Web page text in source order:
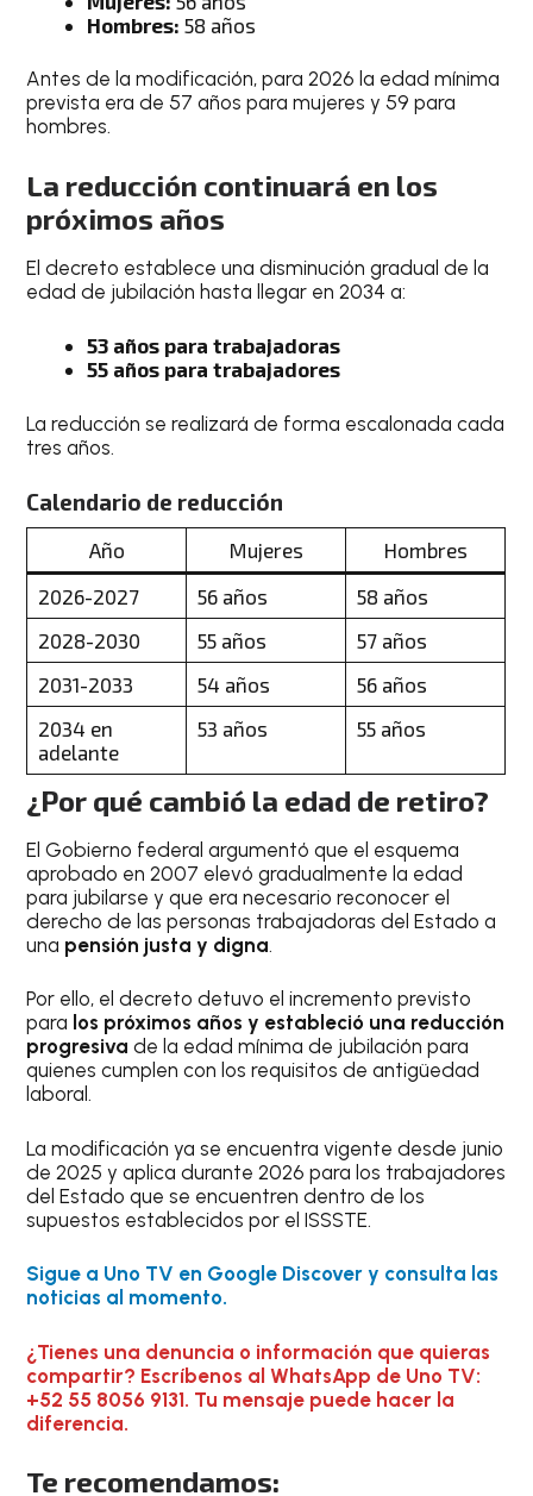
Hombres: 58 años
Antes de la modificación, para 2026 la edad mínima
prevista era de 57 años para mujeres y 59 para
hombres.
La reducción continuará en los
próximos años
El decreto establece una disminución gradual de la
edad de jubilación hasta llegar en 2034 a:
53 años para trabajadoras
55 años para trabajadores
La reducción se realizará de forma escalonada cada
tres años.
Calendario de reducción
Año Mujeres
Hombres
2026-2027
56 años
58 años
2028-2030
55 años
57 años
2031-2033
54 años
56 años
2034 en
adelante
53 años 55 años
¿Por qué cambió la edad de retiro?
El Gobierno federal argumentó que el esquema
aprobado en 2007 elevó gradualmente la edad
para jubilarse y que era necesario reconocer el
derecho de las personas trabajadoras del Estado a
una pensión justa y digna.
Por ello, el decreto detuvo el incremento previsto
para los próximos años y estableció una reducción
progresiva de la edad mínima de jubilación para
quienes cumplen con los requisitos de antigüedad
laboral.
La modificación ya se encuentra vigente desde junio
de 2025 y aplica durante 2026 para los trabajadores
del Estado que se encuentren dentro de los
supuestos establecidos por el ISSSTE.
Sigue a Uno TV en Google Discover y consulta las
noticias al momento.
¿Tienes una denuncia o información que quieras
compartir? Escríbenos al WhatsApp de Uno TV:
+52 55 8056 9131. Tu mensaje puede hacer la
diferencia.
Te recomendamos: